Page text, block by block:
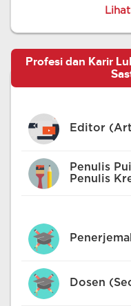
Profesi dan Karir
Editor
Penulis
Penulis
Dosen